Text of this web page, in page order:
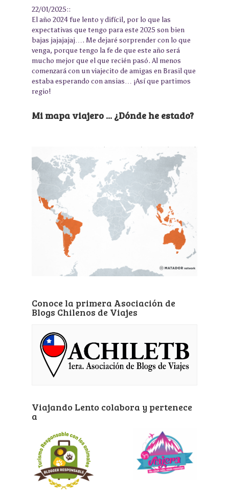
22/01/2025::
El año 2024 fue lento y difícil, por lo que las
expectativas que tengo para este 2025 son bien
bajas jajajajaj…. Me dejaré sorprender con lo que
venga, porque tengo la fe de que este año será
mucho mejor que el que recién pasó. Al menos
comenzará con un viajecito de amigas en Brasil que
estaba esperando con ansias… ¡Así que partimos
regio!
Mi mapa viajero ... ¿Dónde he estado?
Conoce la primera Asociación de
Blogs Chilenos de Viajes
Viajando Lento colabora y pertenece
a